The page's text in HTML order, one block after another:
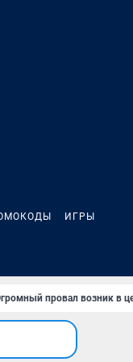
ИГРЫ
провал возник в